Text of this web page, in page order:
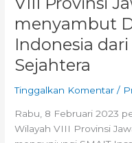
menyambut
Indonesia
Sejahtera
Tinggalkan Komentar /
Rabu, 8 Februari 2023
Wilayah VIII Provinsi